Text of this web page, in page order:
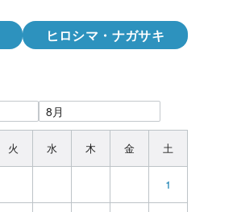
ヒロシマ・ナガサキ
火 水 木 金 土
1